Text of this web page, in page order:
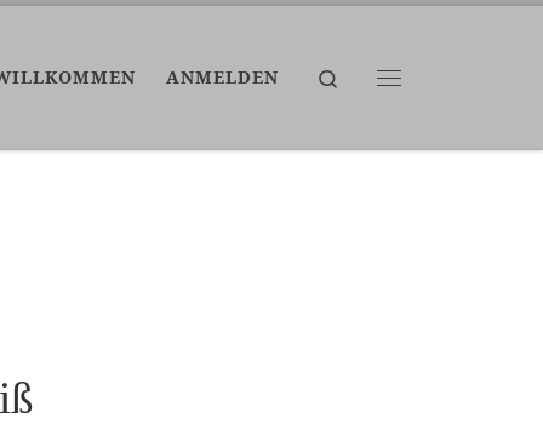
ANMELDEN
Search